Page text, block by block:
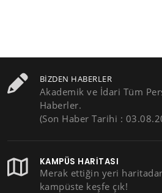
BIZDEN HABERLER
Akademik ve İdari Tüm
Haberler.
(Son Haber Tarihi :
KAMPÜS HARITASI
Merak ettiğin yeri
kampüste keşfe çık!